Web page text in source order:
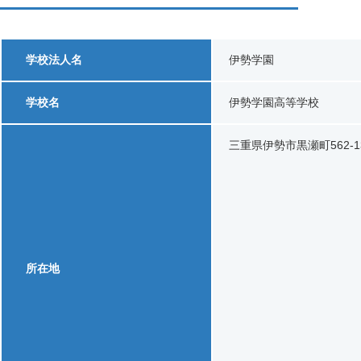
学校法人名 伊勢学園
学校名 伊勢学園高等学校
所在地
三重県伊勢市黒瀬町562-